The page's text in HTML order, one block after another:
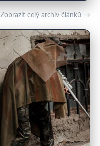
Zobrazit celý archiv článků →